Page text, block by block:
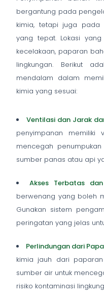
bergantung pada
kimia, tetapi juga pada
yang tepat. Lokasi
kecelakaan, paparan
lingkungan. Berikut
mendalam dalam
kimia yang sesuai:
Ventilasi dan Jarak
penyimpanan memiliki
mencegah
sumber panas atau api
Akses Terbatas
berwenang yang boleh
Gunakan sistem
peringatan yang jelas
Perlindungan dari
kimia jauh dari
sumber air untuk
risiko kontaminasi